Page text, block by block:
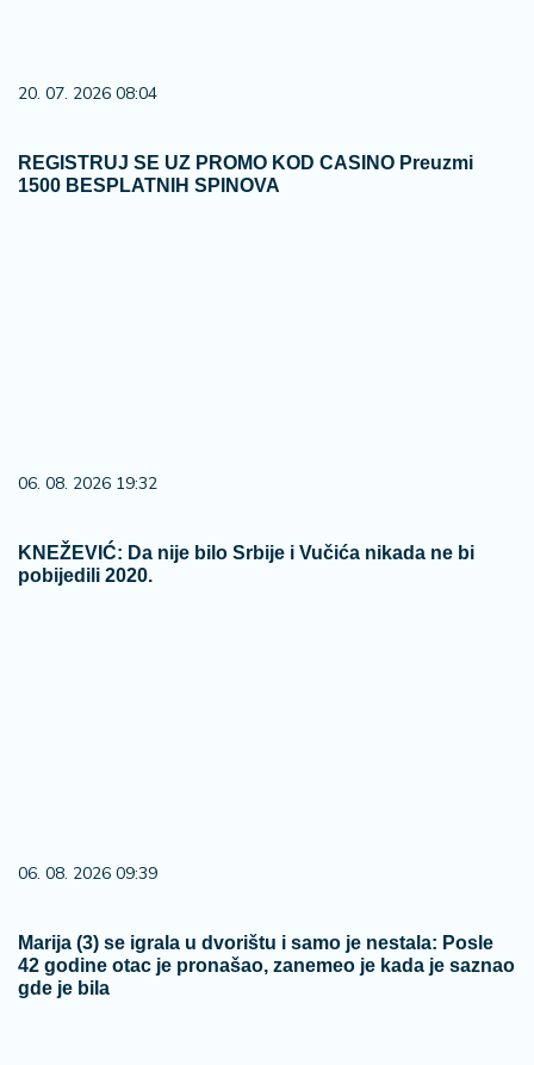
20. 07. 2026 08:04
REGISTRUJ SE UZ PROMO KOD CASINO Preuzmi
1500 BESPLATNIH SPINOVA
06. 08. 2026 19:32
KNEŽEVIĆ: Da nije bilo Srbije i Vučića nikada ne bi
pobijedili 2020.
06. 08. 2026 09:39
Marija (3) se igrala u dvorištu i samo je nestala: Posle
42 godine otac je pronašao, zanemeo je kada je saznao
gde je bila